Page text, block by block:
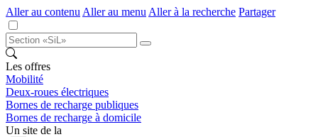
Aller au contenu Aller au menu Aller à la recherche Partager
Les offres
Mobilité
Deux-roues électriques
Bornes de recharge publiques
Bornes de recharge à domicile
Un site de la